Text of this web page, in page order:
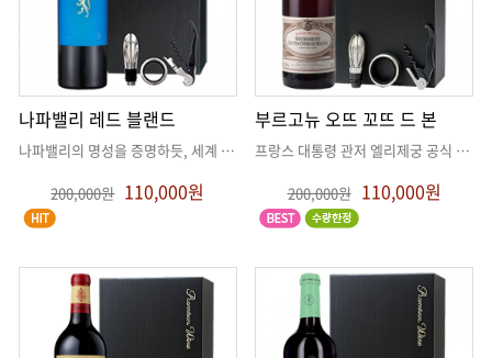
나파밸리 레드 블랜드
나파밸리의 명성을 증명하듯, 세계 와인 애호가들이 직접 매긴 Vivino . .
200,000원 110,000원
부르고뉴 오뜨 꼬뜨 드 본
프랑스 대통령 관저 엘리제궁 공식 지정 와인, 와인의 종착역 부르고뉴 피
200,000원 110,000원